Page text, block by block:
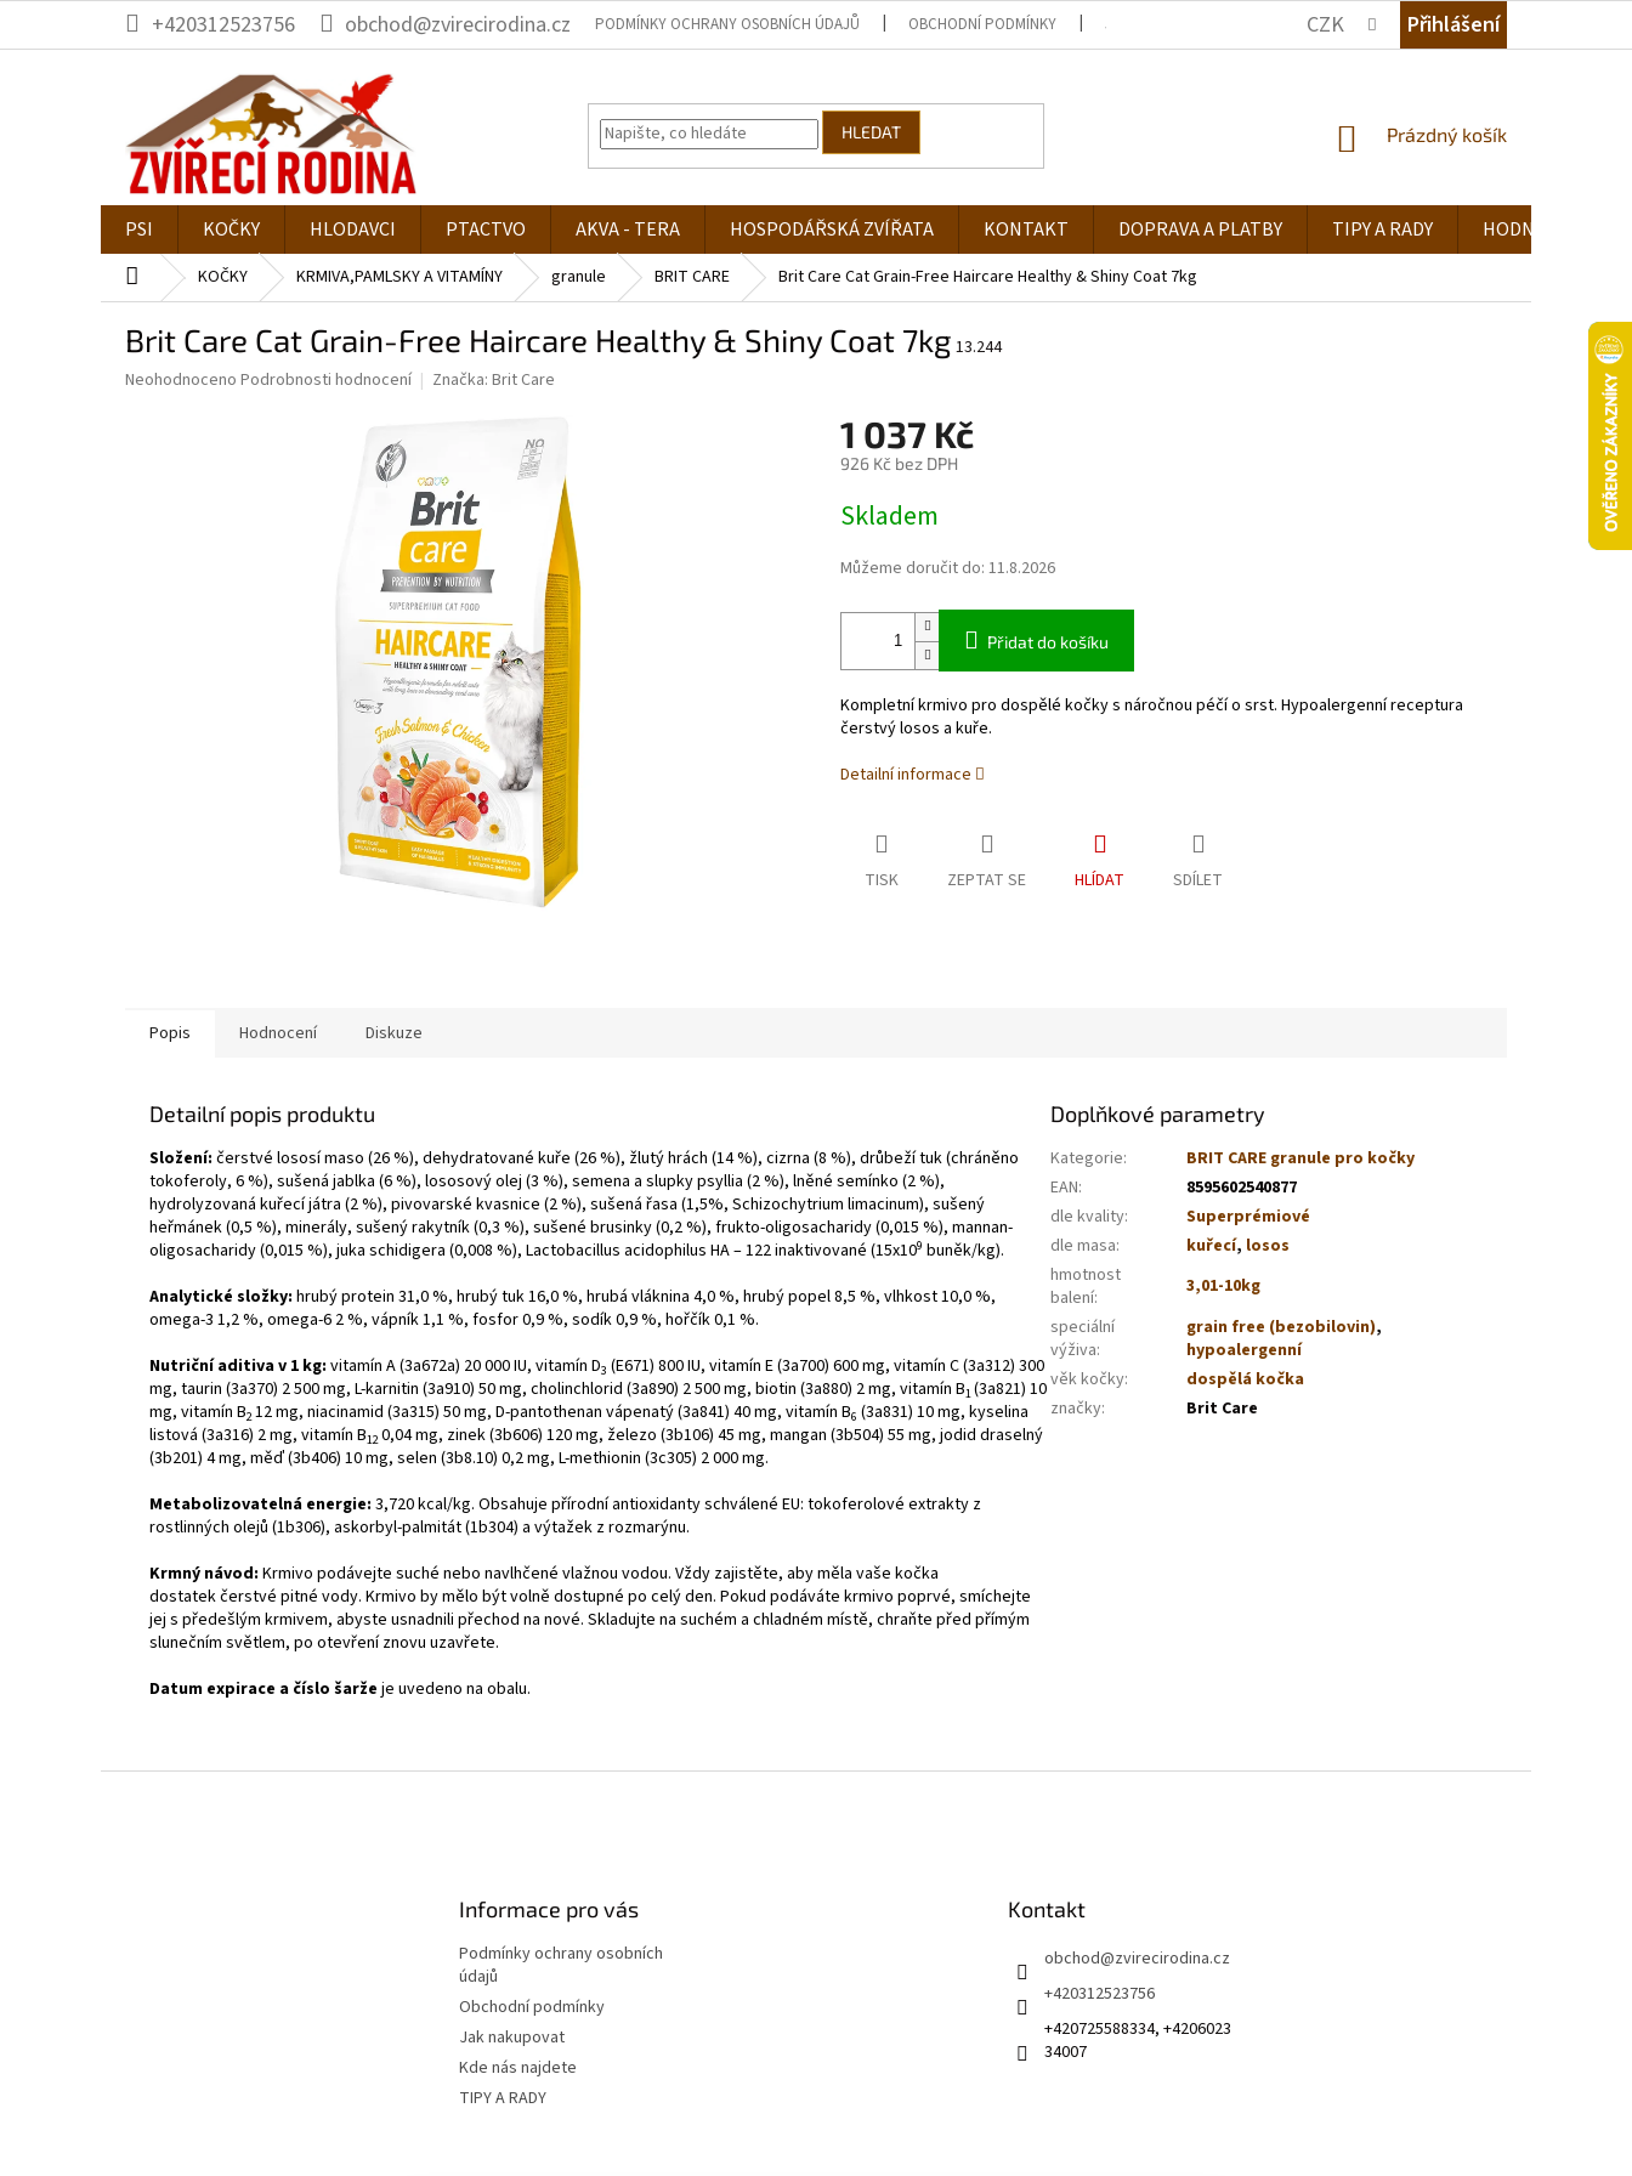
obsah
+420312523756 obchod@zvirecirodina.cz PODMÍNKY OCHRANY OSOBNÍCH ÚDAJŮ OBCHODNÍ PODMÍNKY JAK NAKUPOVAT KDE NÁS NAJDETE TIPY A RADY
CZK Přihlášení
HLEDAT
NÁKUPNÍ
Prázdný košík
PSI KOČKY HLODAVCI PTACTVO AKVA - TERA HOSPODÁŘSKÁ ZVÍŘATA KONTAKT DOPRAVA A PLATBY TIPY A RADY HODNOCENÍ
Domů KOČKY KRMIVA,PAMLSKY A VITAMÍNY granule BRIT CARE Brit Care Cat Grain-Free Haircare Healthy & Shiny Coat 7kg
Brit Care Cat Grain-Free Haircare Healthy & Shiny Coat 7kg 13.244
Průměrné
Neohodnoceno Podrobnosti hodnocení Značka: Brit Care
1 037 Kč
926 Kč bez DPH
cena:
Skladem
Můžeme doručit do: 11.8.2026
Přidat do košíku
Kompletní krmivo pro dospělé kočky s náročnou péčí o srst. Hypoalergenní receptura
čerstvý losos a kuře.
Detailní informace
TISK ZEPTAT SE HLÍDAT SDÍLET
Popis Hodnocení Diskuze
Detailní popis produktu
Složení: čerstvé lososí maso (26 %), dehydratované kuře (26 %), žlutý hrách (14 %), cizrna (8 %), drůbeží tuk (chráněno
tokoferoly, 6 %), sušená jablka (6 %), lososový olej (3 %), semena a slupky psyllia (2 %), lněné semínko (2 %),
hydrolyzovaná kuřecí játra (2 %), pivovarské kvasnice (2 %), sušená řasa (1,5%, Schizochytrium limacinum), sušený
heřmánek (0,5 %), minerály, sušený rakytník (0,3 %), sušené brusinky (0,2 %), frukto-oligosacharidy (0,015 %), mannan-
oligosacharidy (0,015 %), juka schidigera (0,008 %), Lactobacillus acidophilus HA – 122 inaktivované (15x109 buněk/kg).
Analytické složky: hrubý protein 31,0 %, hrubý tuk 16,0 %, hrubá vláknina 4,0 %, hrubý popel 8,5 %, vlhkost 10,0 %,
omega-3 1,2 %, omega-6 2 %, vápník 1,1 %, fosfor 0,9 %, sodík 0,9 %, hořčík 0,1 %.
Nutriční aditiva v 1 kg: vitamín A (3a672a) 20 000 IU, vitamín D3 (E671) 800 IU, vitamín E (3a700) 600 mg, vitamín C (3a312) 300
mg, taurin (3a370) 2 500 mg, L-karnitin (3a910) 50 mg, cholinchlorid (3a890) 2 500 mg, biotin (3a880) 2 mg, vitamín B1(3a821) 10
mg, vitamín B212 mg, niacinamid (3a315) 50 mg, D-pantothenan vápenatý (3a841) 40 mg, vitamín B6 (3a831) 10 mg, kyselina
listová (3a316) 2 mg, vitamín B120,04 mg, zinek (3b606) 120 mg, železo (3b106) 45 mg, mangan (3b504) 55 mg, jodid draselný
(3b201) 4 mg, měď (3b406) 10 mg, selen (3b8.10) 0,2 mg, L-methionin (3c305) 2 000 mg.
Metabolizovatelná energie: 3,720 kcal/kg. Obsahuje přírodní antioxidanty schválené EU: tokoferolové extrakty z
rostlinných olejů (1b306), askorbyl-palmitát (1b304) a výtažek z rozmarýnu.
Krmný návod: Krmivo podávejte suché nebo navlhčené vlažnou vodou. Vždy zajistěte, aby měla vaše kočka
dostatek čerstvé pitné vody. Krmivo by mělo být volně dostupné po celý den. Pokud podáváte krmivo poprvé, smíchejte
jej s předešlým krmivem, abyste usnadnili přechod na nové. Skladujte na suchém a chladném místě, chraňte před přímým
slunečním světlem, po otevření znovu uzavřete.
Datum expirace a číslo šarže je uvedeno na obalu.
Doplňkové parametry
Kategorie:
BRIT CARE granule pro kočky
EAN:
8595602540877
dle kvality:
Superprémiové
dle masa: kuřecí, losos
hmotnost
balení:
3,01-10kg
speciální
výživa:
grain free (bezobilovin),
hypoalergenní
věk kočky:
dospělá kočka
značky: Brit Care
Informace pro vás
Podmínky ochrany osobních
údajů
Obchodní podmínky
Jak nakupovat
Kde nás najdete
TIPY A RADY
Kontakt
obchod@zvirecirodina.cz
+420312523756
+420725588334, +4206023
34007